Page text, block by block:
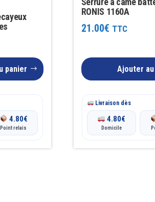
panier
4.80€
Point relais
RONIS 1160A
21.00€ TTC
Ajouter
Livraison dès
4.80€
Domicile